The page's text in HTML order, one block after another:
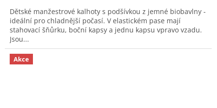
Dětské manžestrové kalhoty s podšívkou z jemné biobavlny -
ideální pro chladnější počasí. V elastickém pase mají
stahovací šňůrku, boční kapsy a jednu kapsu vpravo vzadu.
Jsou...
Akce